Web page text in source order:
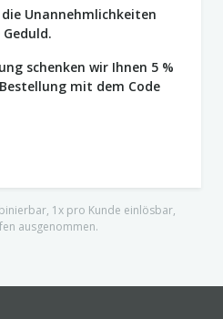
Unannehmlichkeiten
schenken wir Ihnen 5 %
mit dem Code
1x pro Kunde einlösbar,
ausgenommen.